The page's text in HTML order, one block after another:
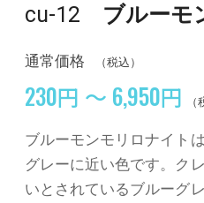
cu-12 ブルーモ
通常価格 （税込）
230円 ～ 6,950円 （
ブルーモンモリロナイト
グレーに近い色です。ク
いとされているブルーグ